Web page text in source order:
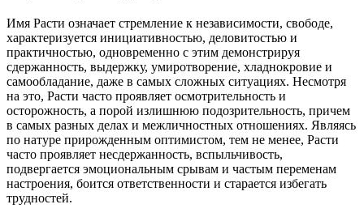
Имя Расти означает стремление к независимости, свободе,
характеризуется инициативностью, деловитостью и
практичностью, одновременно с этим демонстрируя
сдержанность, выдержку, умиротворение, хладнокровие и
самообладание, даже в самых сложных ситуациях. Несмотря
на это, Расти часто проявляет осмотрительность и
осторожность, а порой излишнюю подозрительность, причем
в самых разных делах и межличностных отношениях. Являясь
по натуре прирожденным оптимистом, тем не менее, Расти
часто проявляет несдержанность, вспыльчивость,
подвергается эмоциональным срывам и частым переменам
настроения, боится ответственности и старается избегать
трудностей.